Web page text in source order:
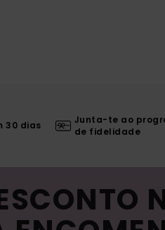
30 dias
Junta-te ao
de fidelidade